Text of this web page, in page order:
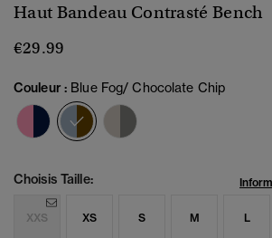
Haut Bandeau Contrasté Bench
€29.99
Couleur : Blue Fog/ Chocolate Chip
sélectionné
Choisis Taille:
XXS XS S M L